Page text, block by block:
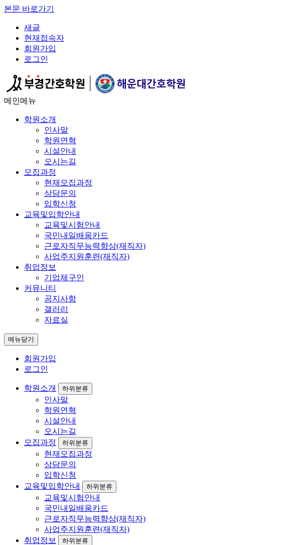
본문 바로가기
새글
현재접속자
회원가입
로그인
메인메뉴
학원소개
인사말
학원연혁
시설안내
오시는길
모집과정
현재모집과정
상담문의
입학신청
교육및입학안내
교육및시험안내
국민내일배움카드
근로자직무능력향상(재직자)
사업주지원훈련(재직자)
취업정보
기업체구인
커뮤니티
공지사항
갤러리
자료실
메뉴닫기
회원가입
로그인
학원소개 하위분류
인사말
학원연혁
시설안내
오시는길
모집과정
하위분류
현재모집과정
상담문의
입학신청
교육및입학안내
하위분류
교육및시험안내
국민내일배움카드
근로자직무능력향상(재직자)
사업주지원훈련(재직자)
취업정보
하위분류